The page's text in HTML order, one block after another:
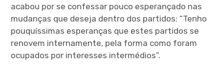
acabou por se confessar pouco esperançado nas
mudanças que deseja dentro dos partidos: “Tenho
pouquíssimas esperanças que estes partidos se
renovem internamente, pela forma como foram
ocupados por interesses intermédios”.